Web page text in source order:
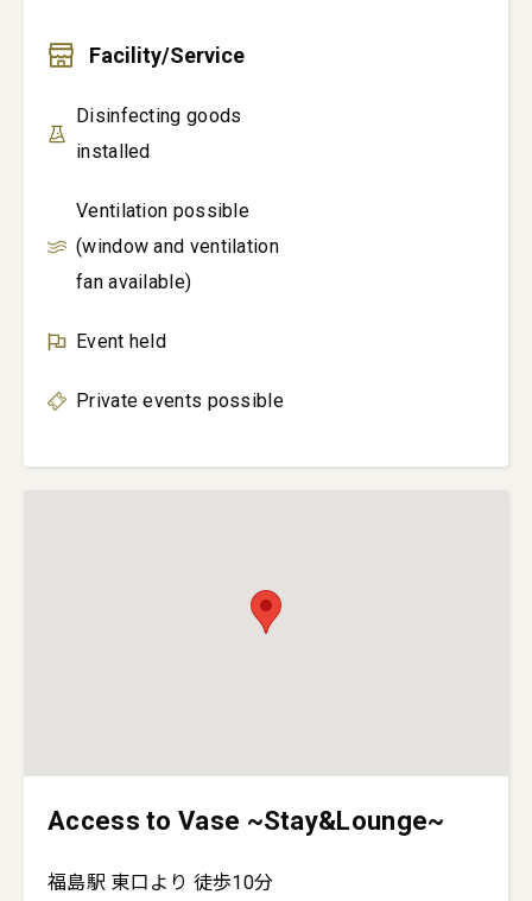
Facility/Service
Disinfecting goods
installed
Ventilation possible
(window and ventilation
fan available)
Event held
Private events possible
Access to Vase ~Stay&Lounge~
福島駅 東口より 徒歩10分